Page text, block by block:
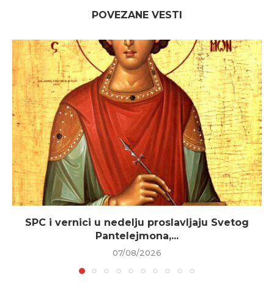
POVEZANE VESTI
SPC i vernici u nedelju proslavljaju Svetog
Pantelejmona,...
07/08/2026